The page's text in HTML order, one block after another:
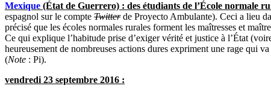
Mexique (État de Guerrero) : des étudiants de l’École normale
espagnol sur le compte Twitterde Proyecto Ambulante). Ceci a lieu
précisé que les écoles normales rurales forment les maîtresses et
Ce qui explique l’habitude prise d’exiger vérité et justice à l’État
heureusement de nombreuses actions dures expriment une rage qui
(Note : Pi).
vendredi 23 septembre 2016 :